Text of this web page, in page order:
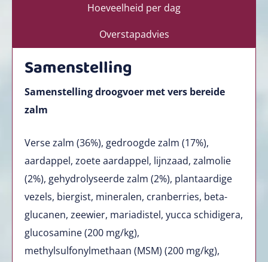
Hoeveelheid per dag
Overstapadvies
Samenstelling
Samenstelling droogvoer met vers bereide
zalm
Verse zalm (36%), gedroogde zalm (17%),
aardappel, zoete aardappel, lijnzaad, zalmolie
(2%), gehydrolyseerde zalm (2%), plantaardige
vezels, biergist, mineralen, cranberries, beta-
glucanen, zeewier, mariadistel, yucca schidigera,
glucosamine (200 mg/kg),
methylsulfonylmethaan (MSM) (200 mg/kg),